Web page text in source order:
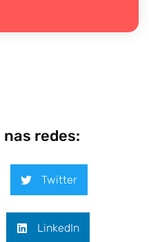
redes:
Twitter
LinkedIn